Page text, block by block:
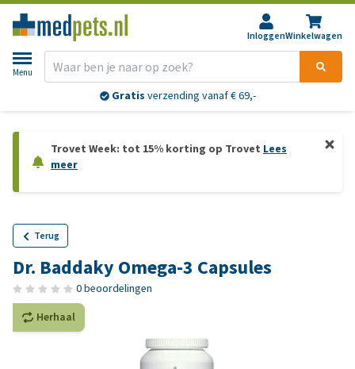
InloggenWinkelwagen
Menu
Retourneren?30 dagenbedenktijd
Trovet Week: tot 15% korting op Trovet Lees
meer
Terug
Dr. Baddaky Omega-3 Capsules
0 beoordelingen
Herhaal